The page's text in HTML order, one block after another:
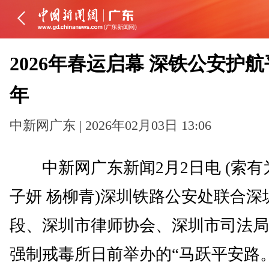
2026年春运启幕 深铁公安护
年
中新网广东 | 2026年02月03日 13:06
中新网广东新闻2月2日电 (索有
子妍 杨柳青)深圳铁路公安处联合深
段、深圳市律师协会、深圳市司法
强制戒毒所日前举办的“马跃平安路